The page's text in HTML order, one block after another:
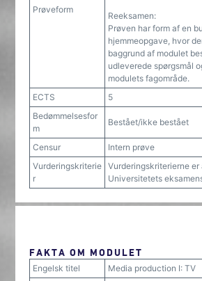
Prøveform
Reeksamen:
Prøven har form af en
hjemmeopgave, hvor
baggrund af modulet
udleverede spørgsmål
modulets fagområde.
ECTS
5
Bedømmelsesfor
m
Bestået/ikke bestået
Censur
Intern prøve
Vurderingskriterie
r
Vurderingskriterierne er
Universitetets
FAKTA OM MODULET
Engelsk titel
Media production I: TV